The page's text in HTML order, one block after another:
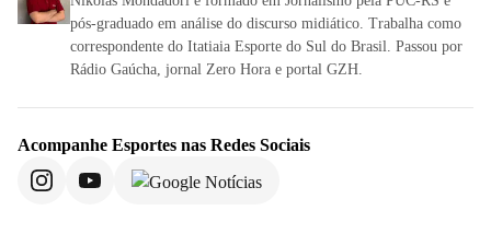
pós-graduado em análise do discurso midiático. Trabalha como
correspondente do Itatiaia Esporte do Sul do Brasil. Passou por
Rádio Gaúcha, jornal Zero Hora e portal GZH.
Acompanhe Esportes nas Redes Sociais